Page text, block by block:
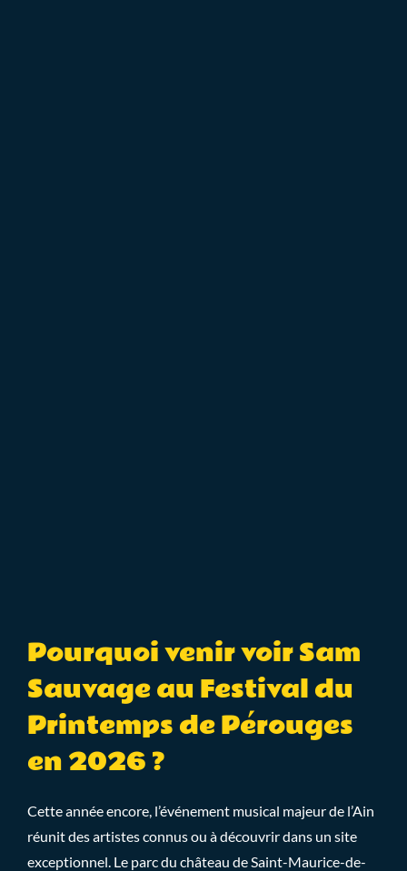
Pourquoi venir voir Sam
Sauvage au Festival du
Printemps de Pérouges
en 2026 ?
Cette année encore, l’événement musical majeur de l’Ain
réunit des artistes connus ou à découvrir dans un site
exceptionnel. Le parc du château de Saint-Maurice-de-